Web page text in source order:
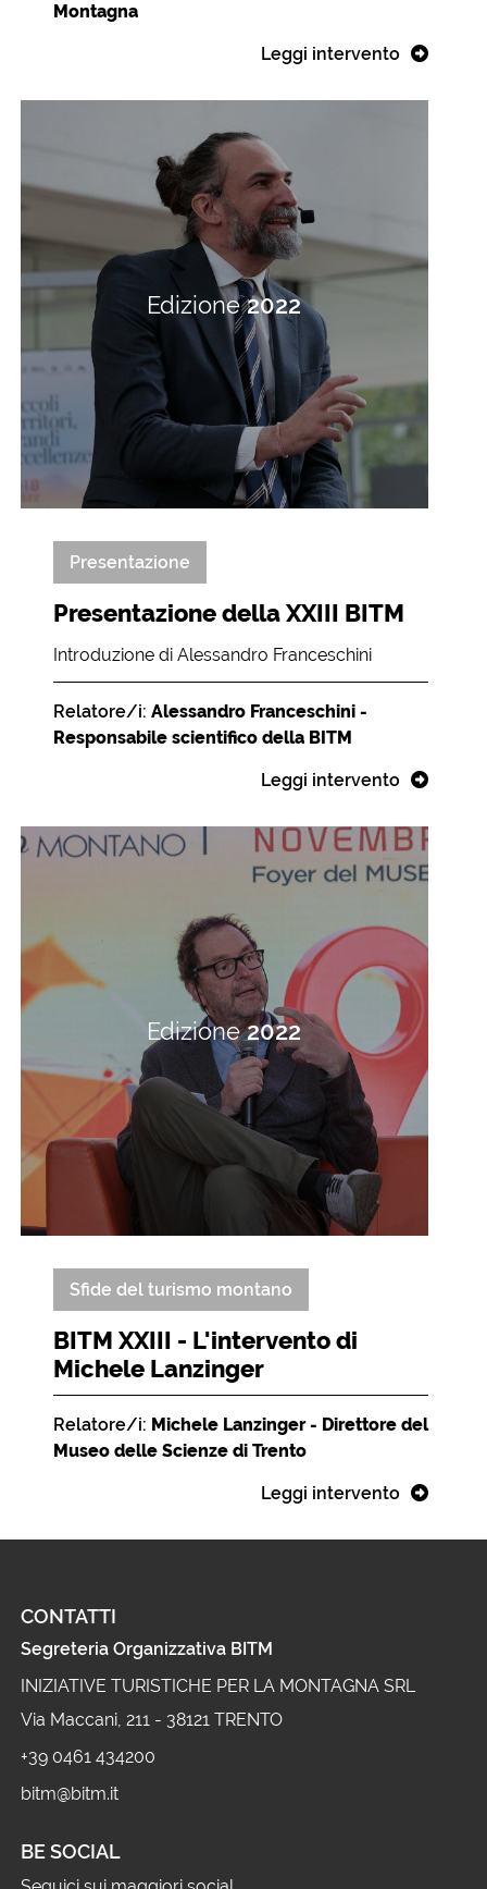
Montagna
Leggi intervento
Edizione2022
Presentazione
Presentazione della XXIII BITM
Introduzione di Alessandro Franceschini
Relatore/i: Alessandro Franceschini -
Responsabile scientifico della BITM
Leggi intervento
Edizione2022
Sfide del turismo montano
BITM XXIII - L'intervento di
Michele Lanzinger
Relatore/i: Michele Lanzinger - Direttore del
Museo delle Scienze di Trento
Leggi intervento
CONTATTI
Segreteria Organizzativa BITM
INIZIATIVE TURISTICHE PER LA MONTAGNA SRL
Via Maccani, 211 - 38121 TRENTO
+39 0461 434200
bitm@bitm.it
BE SOCIAL